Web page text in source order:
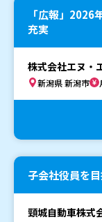
「広報」
充実
株式会社エヌ・
新潟県 新潟市
子会社役員を
頸城自動車株式